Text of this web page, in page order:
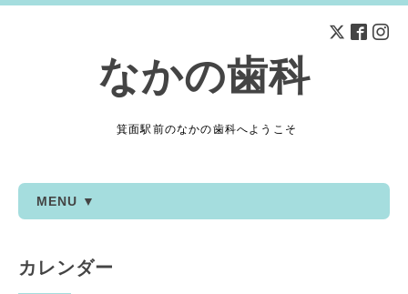
なかの歯科
箕面駅前のなかの歯科へようこそ
MENU ▼
カレンダー